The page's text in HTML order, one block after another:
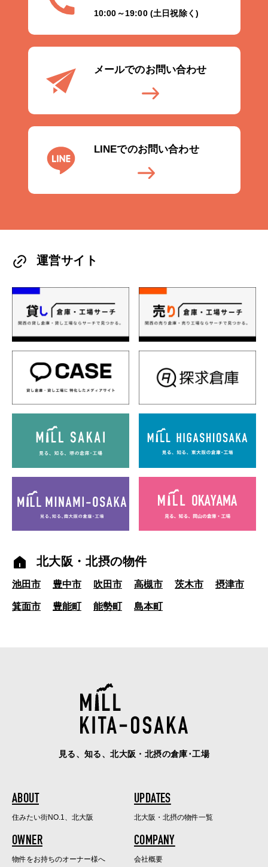
10:00～19:00 (土日祝除く)
メールでのお問い合わせ
LINEでのお問い合わせ
運営サイト
北大阪・北摂の物件
池田市 豊中市 吹田市 高槻市 茨木市 摂津市
箕面市 豊能町 能勢町 島本町
見る、知る、北大阪・北摂の倉庫･工場
ABOUT
住みたい街NO.1、北大阪
UPDATES
北大阪・北摂の物件一覧
OWNER
物件をお持ちのオーナー様へ
COMPANY
会社概要